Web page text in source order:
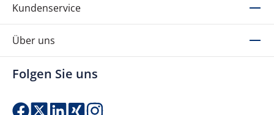
Kundenservice
Über uns
Folgen Sie uns